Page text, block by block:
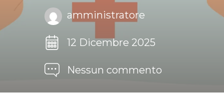
amministratore
12 Dicembre 2025
Nessun commento